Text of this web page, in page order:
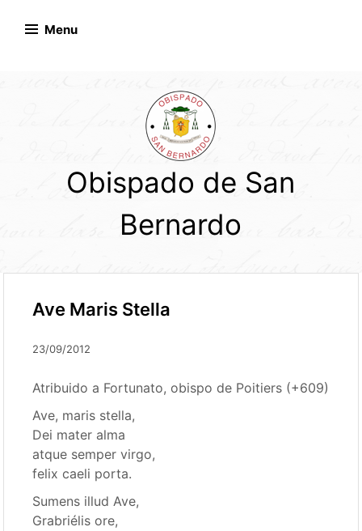
Menu
Obispado de San
Bernardo
Ave Maris Stella
23/09/2012
Atribuido a Fortunato, obispo de Poitiers (+609)
Ave, maris stella,
Dei mater alma
atque semper virgo,
felix caeli porta.
Sumens illud Ave,
Grabriélis ore,